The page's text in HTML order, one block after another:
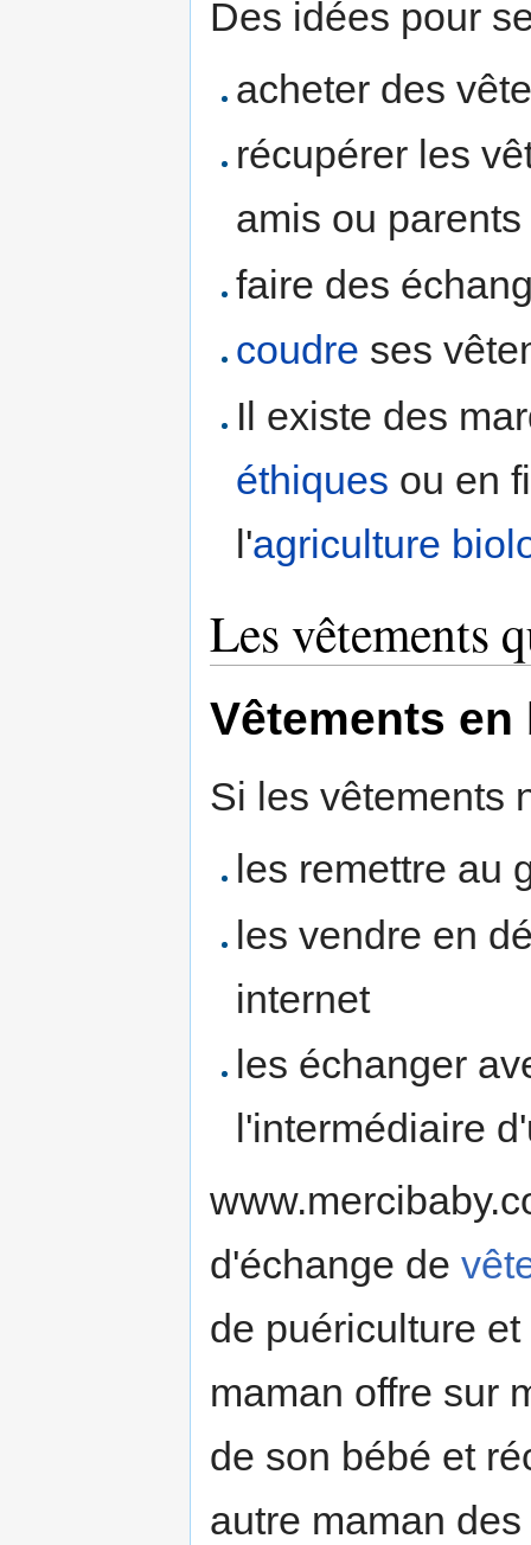
Des idées pour
acheter des
récupérer les
amis ou parents
faire des
coudre ses
Il existe des
éthiques ou en
l'agriculture
Les vêtements
Vêtements en
Si les vêtements
les remettre au
les vendre en
internet
les échanger
l'intermédiaire
d'échange de
de puériculture
maman offre sur
de son bébé et
autre maman